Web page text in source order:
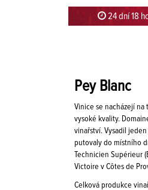
24 dní 18
Pey Blanc
Vinice se nacházejí na
vysoké kvality.
vinařství. Vysadil
putovaly do místního
Technicien Supérieur
Victoire v Côtes de
Celková produkce